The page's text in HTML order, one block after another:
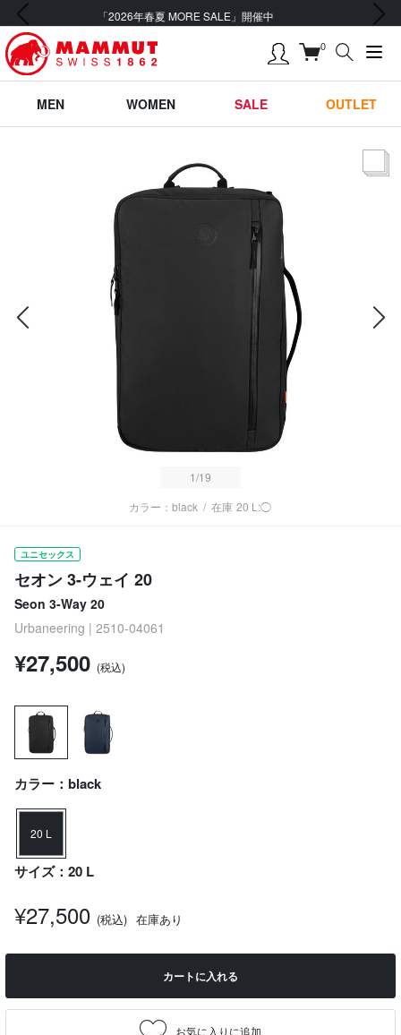
【UVケア】紫外線プロテクション機能付きプロダクト
前の画像 次の画像
0
MEN WOMEN SALE OUTLET
1/19
カラー：black / 在庫 20 L:◯
ユニセックス
セオン 3-ウェイ 20
Seon 3-Way 20
Urbaneering | 2510-04061
¥27,500 (税込)
カラー：black
20 L
サイズ：20 L
¥27,500 (税込) 在庫あり
カートに入れる